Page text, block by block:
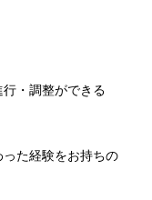
・調整ができる
た経験をお持ちの